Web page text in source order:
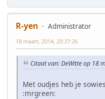
R-yen
Administrator
18 maart, 2014, 20:37:26
Citaat van: DeWitte op 18
Met oudjes heb je
:mrgreen: